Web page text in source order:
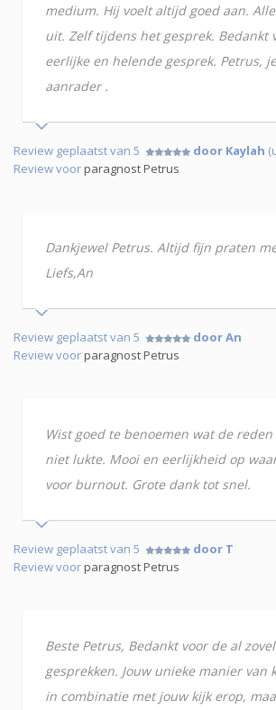
medium. Hij voelt altijd goed aan.
uit. Zelf tijdens het gesprek. Bedankt
eerlijke en helende gesprek. Petrus,
aanrader .
Review geplaatst van 5 door Kaylah
Review voorparagnost Petrus
Dankjewel Petrus. Altijd fijn praten
Liefs,An
Review geplaatst van 5
door An
Review voorparagnost Petrus
Wist goed te benoemen wat de
niet lukte. Mooi en eerlijkheid op
voor burnout. Grote dank tot snel.
Review geplaatst van 5
door T
Review voorparagnost Petrus
Beste Petrus, Bedankt voor de al
gesprekken. Jouw unieke manier van
in combinatie met jouw kijk erop,